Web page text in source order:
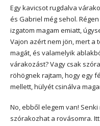
Egy kavicsot rugdalva
és Gabriel még sehol.
izgatom magam emiatt,
Vajon azért nem jön, mert a
magát, és valamelyik
várakozást? Vagy csak
röhögnek rajtam, hogy egy
mellett, hülyét csinálva
No, ebből elegem van!
szórakozhat a rovásomra.